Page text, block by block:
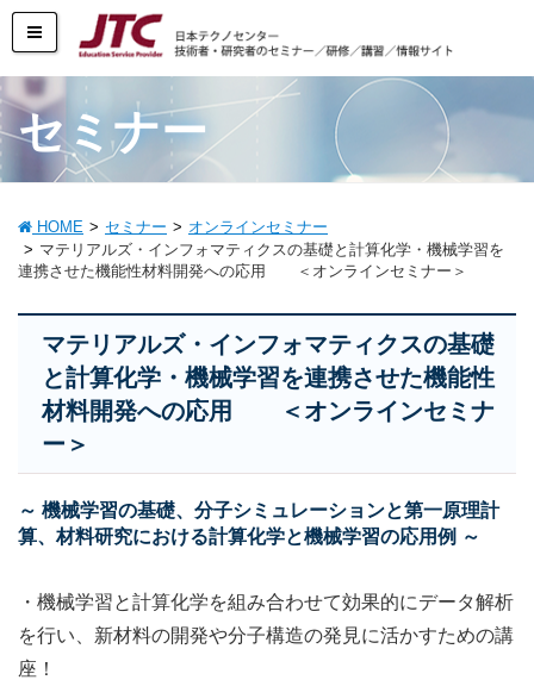
セミナー
HOME セミナー
オンラインセミナー
マテリアルズ・インフォマティクスの基礎と計算化学・機械学習を
連携させた機能性材料開発への応用 ＜オンラインセミナー＞
マテリアルズ・インフォマティクスの基礎
と計算化学・機械学習を連携させた機能性
材料開発への応用 ＜オンラインセミナ
ー＞
～ 機械学習の基礎、分子シミュレーションと第一原理計
算、材料研究における計算化学と機械学習の応用例 ～
・機械学習と計算化学を組み合わせて効果的にデータ解析
を行い、新材料の開発や分子構造の発見に活かすための講
座！